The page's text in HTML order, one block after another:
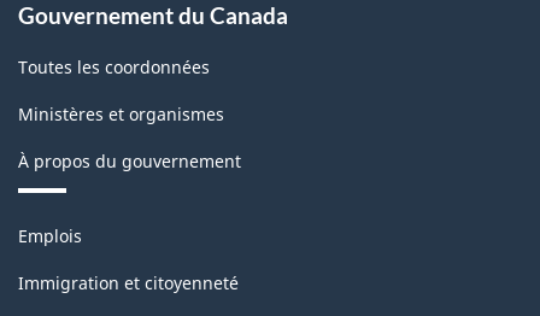
Gouvernement du Canada
Toutes les coordonnées
Ministères et organismes
À propos du gouvernement
Thèmes
sujets
Emplois
Immigration et citoyenneté